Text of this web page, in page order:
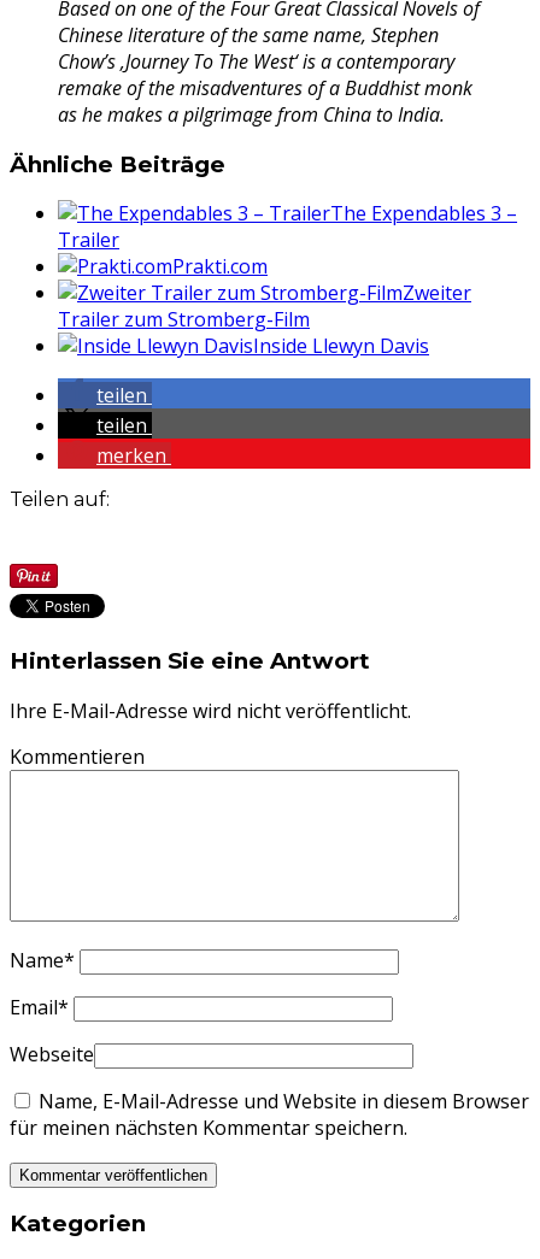
Based on one of the Four Great Classical Novels of
Chinese literature of the same name, Stephen
Chow’s ‚Journey To The West‘ is a contemporary
remake of the misadventures of a Buddhist monk
as he makes a pilgrimage from China to India.
Ähnliche Beiträge
The Expendables 3 –
Trailer
Prakti.com
Zweiter
Trailer zum Stromberg-Film
Inside Llewyn Davis
teilen
teilen
merken
Teilen auf:
Hinterlassen Sie eine Antwort
Ihre E-Mail-Adresse wird nicht veröffentlicht.
Kommentieren
Name*
Email*
Webseite
Name, E-Mail-Adresse und Website in diesem Browser
für meinen nächsten Kommentar speichern.
Kategorien